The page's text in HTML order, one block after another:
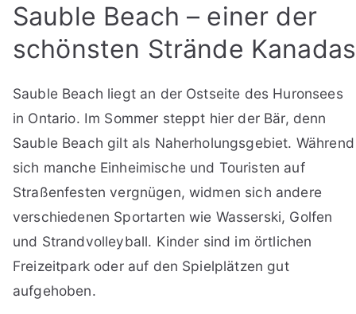
Sauble Beach – einer der
schönsten Strände Kanadas
Sauble Beach liegt an der Ostseite des Huronsees
in Ontario. Im Sommer steppt hier der Bär, denn
Sauble Beach gilt als Naherholungsgebiet. Während
sich manche Einheimische und Touristen auf
Straßenfesten vergnügen, widmen sich andere
verschiedenen Sportarten wie Wasserski, Golfen
und Strandvolleyball. Kinder sind im örtlichen
Freizeitpark oder auf den Spielplätzen gut
aufgehoben.